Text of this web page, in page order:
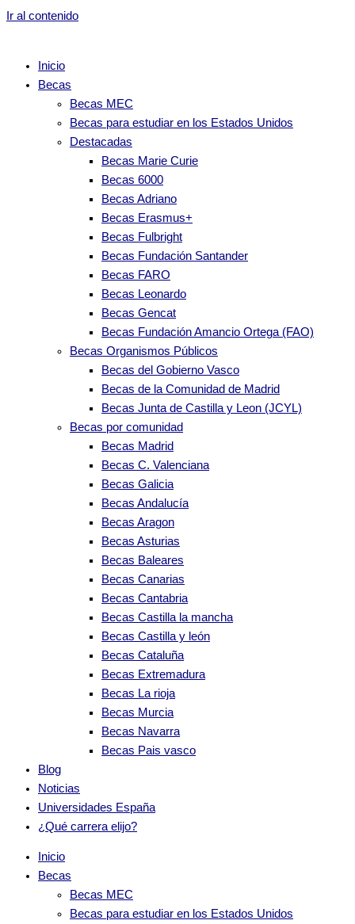
Ir al contenido
Inicio
Becas
Becas MEC
Becas para estudiar en los Estados Unidos
Destacadas
Becas Marie Curie
Becas 6000
Becas Adriano
Becas Erasmus+
Becas Fulbright
Becas Fundación Santander
Becas FARO
Becas Leonardo
Becas Gencat
Becas Fundación Amancio Ortega (FAO)
Becas Organismos Públicos
Becas del Gobierno Vasco
Becas de la Comunidad de Madrid
Becas Junta de Castilla y Leon (JCYL)
Becas por comunidad
Becas Madrid
Becas C. Valenciana
Becas Galicia
Becas Andalucía
Becas Aragon
Becas Asturias
Becas Baleares
Becas Canarias
Becas Cantabria
Becas Castilla la mancha
Becas Castilla y león
Becas Cataluña
Becas Extremadura
Becas La rioja
Becas Murcia
Becas Navarra
Becas Pais vasco
Blog
Noticias
Universidades España
¿Qué carrera elijo?
Inicio
Becas
Becas MEC
Becas para estudiar en los Estados Unidos